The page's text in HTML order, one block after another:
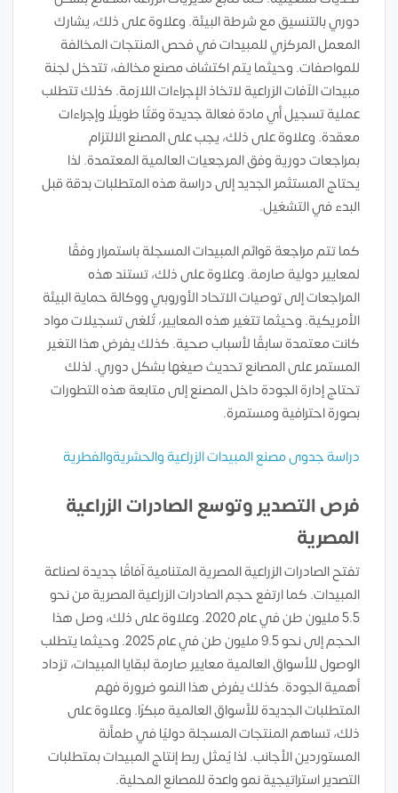
دوري بالتنسيق مع شرطة البيئة. وعلاوة على ذلك، يشارك
المعمل المركزي للمبيدات في فحص المنتجات المخالفة
للمواصفات. وحيثما يتم اكتشاف مصنع مخالف، تتدخل لجنة
مبيدات الآفات الزراعية لاتخاذ الإجراءات اللازمة. كذلك تتطلب
عملية تسجيل أي مادة فعالة جديدة وقتًا طويلًا وإجراءات
معقدة. وعلاوة على ذلك، يجب على المصنع الالتزام
بمراجعات دورية وفق المرجعيات العالمية المعتمدة. لذا
يحتاج المستثمر الجديد إلى دراسة هذه المتطلبات بدقة قبل
البدء في التشغيل.
كما تتم مراجعة قوائم المبيدات المسجلة باستمرار وفقًا
لمعايير دولية صارمة. وعلاوة على ذلك، تستند هذه
المراجعات إلى توصيات الاتحاد الأوروبي ووكالة حماية البيئة
الأمريكية. وحيثما تتغير هذه المعايير، تُلغى تسجيلات مواد
كانت معتمدة سابقًا لأسباب صحية. كذلك يفرض هذا التغير
المستمر على المصانع تحديث صيغها بشكل دوري. لذلك
تحتاج إدارة الجودة داخل المصنع إلى متابعة هذه التطورات
بصورة احترافية ومستمرة.
دراسة جدوى مصنع المبيدات الزراعية والحشريةوالفطرية
فرص التصدير وتوسع الصادرات الزراعية
المصرية
تفتح الصادرات الزراعية المصرية المتنامية آفاقًا جديدة لصناعة
المبيدات. كما ارتفع حجم الصادرات الزراعية المصرية من نحو
5.5 مليون طن في عام 2020. وعلاوة على ذلك، وصل هذا
الحجم إلى نحو 9.5 مليون طن في عام 2025. وحيثما يتطلب
الوصول للأسواق العالمية معايير صارمة لبقايا المبيدات، تزداد
أهمية الجودة. كذلك يفرض هذا النمو ضرورة فهم
المتطلبات الجديدة للأسواق العالمية مبكرًا. وعلاوة على
ذلك، تساهم المنتجات المسجلة دوليًا في طمأنة
المستوردين الأجانب. لذا يُمثل ربط إنتاج المبيدات بمتطلبات
التصدير استراتيجية نمو واعدة للمصانع المحلية.